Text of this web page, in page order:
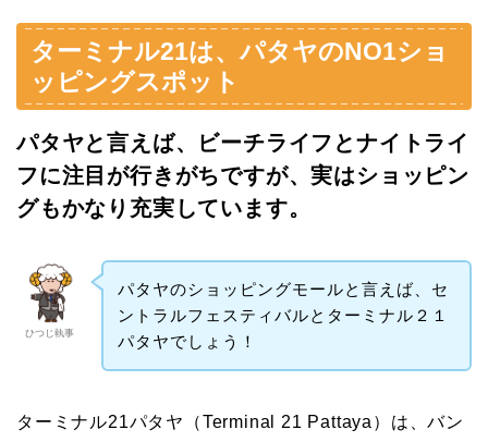
ターミナル21は、パタヤのNO1ショ
ッピングスポット
パタヤと言えば、ビーチライフとナイトライ
フに注目が行きがちですが、実はショッピン
グもかなり充実しています。
ひつじ執事
パタヤのショッピングモールと言えば、セ
ントラルフェスティバルとターミナル２１
パタヤでしょう！
ターミナル21パタヤ（Terminal 21 Pattaya）は、バン